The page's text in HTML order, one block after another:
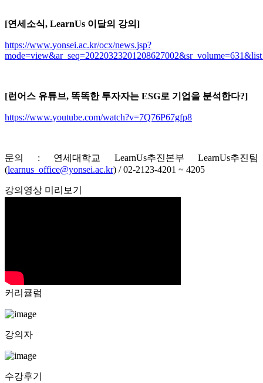
[연세소식, LearnUs 이달의 강의]
https://www.yonsei.ac.kr/ocx/news.jsp?
[런어스 유튜브, 똑똑한 투자자는 ESG로 기업을 분석한다?]
https://www.youtube.com/watch?v=7Q76P67gfp8
문의 : 연세대학교 LearnUs추진본부 LearnUs추진팀
(learnus_office@yonsei.ac.kr) / 02-2123-4201 ~ 4205
강의영상 미리보기
커리큘럼
강의자
수강후기